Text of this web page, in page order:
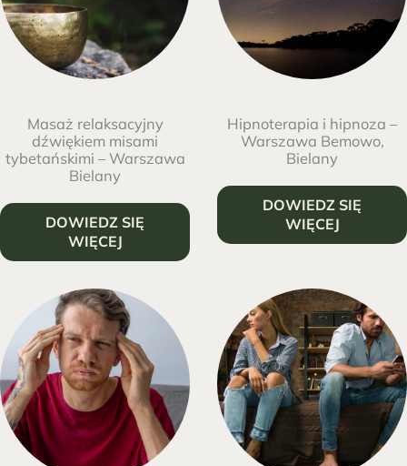
Masaż relaksacyjny
dźwiękiem misami
tybetańskimi – Warszawa
Bielany
DOWIEDZ SIĘ
WIĘCEJ
Hipnoterapia i hipnoza –
Warszawa Bemowo,
Bielany
DOWIEDZ SIĘ
WIĘCEJ